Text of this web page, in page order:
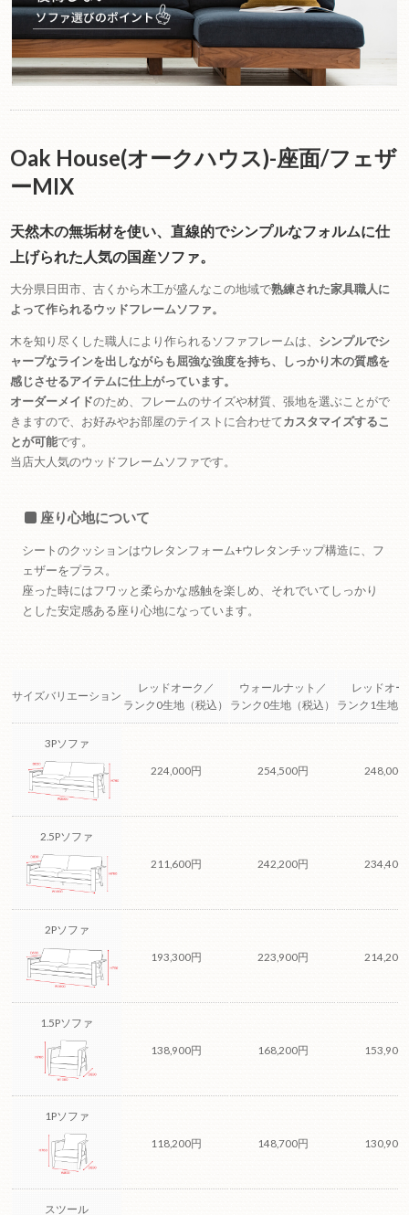
Oak House(オークハウス)-座面/フェザ
ーMIX
天然木の無垢材を使い、直線的でシンプルなフォルムに仕
上げられた人気の国産ソファ。
大分県日田市、古くから木工が盛んなこの地域で熟練された家具職人に
よって作られるウッドフレームソファ。
木を知り尽くした職人により作られるソファフレームは、 シンプルでシ
ャープなラインを出しながらも屈強な強度を持ち、しっかり木の質感を
感じさせるアイテムに仕上がっています。
オーダーメイドのため、フレームのサイズや材質、張地を選ぶことがで
きますので、お好みやお部屋のテイストに合わせてカスタマイズするこ
とが可能です。
当店大人気のウッドフレームソファです。
座り心地について
シートのクッションはウレタンフォーム+ウレタンチップ構造に、フ
ェザーをプラス。
座った時にはフワッと柔らかな感触を楽しめ、それでいてしっかり
とした安定感ある座り心地になっています。
サイズバリエーション
レッドオーク／
ランク0生地（税込）
ウォールナット／
ランク0生地（税込）
レッドオー
ランク1生地
3Pソファ
224,000円 254,500円 248,000
2.5Pソファ
211,600円 242,200円 234,400
2Pソファ
193,300円 223,900円 214,200
1.5Pソファ
138,900円 168,200円 153,900
1Pソファ
118,200円 148,700円 130,900
スツール